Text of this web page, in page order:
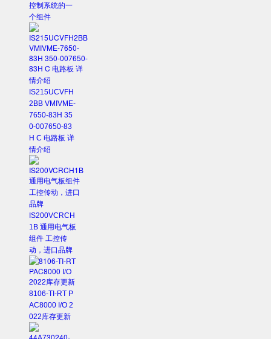
控制系统的一
个组件
IS215UCVFH
2BB VMIVME-
7650-83H 35
0-007650-83
H C 电路板 详
情介绍
IS200VCRCH
1B 通用电气板
组件 工控传
动，进口品牌
8106-TI-RT P
AC8000 I/O 2
022库存更新